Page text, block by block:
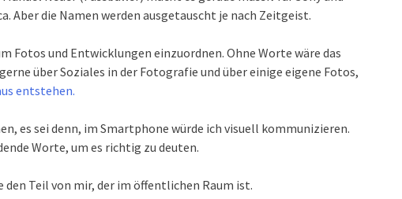
Aber die Namen werden ausgetauscht je nach Zeitgeist.
Fotos und Entwicklungen einzuordnen. Ohne Worte wäre das
über Soziales in der Fotografie und über einige eigene Fotos,
entstehen.
es sei denn, im Smartphone würde ich visuell kommunizieren.
Worte, um es richtig zu deuten.
Teil von mir, der im öffentlichen Raum ist.